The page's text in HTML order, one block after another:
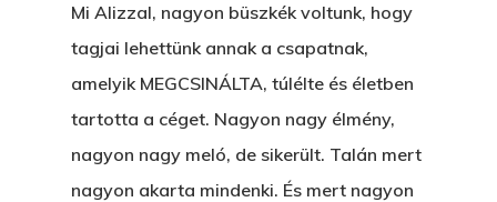
Mi Alizzal, nagyon büszkék voltunk, hogy
tagjai lehettünk annak a csapatnak,
amelyik MEGCSINÁLTA, túlélte és életben
tartotta a céget. Nagyon nagy élmény,
nagyon nagy meló, de sikerült. Talán mert
nagyon akarta mindenki. És mert nagyon
KÖNYVESBOLTBA,
Hogyan Tudta Feladni
Kartalherczeghy